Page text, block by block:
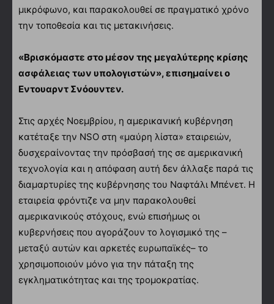
μικρόφωνο, και παρακολουθεί σε πραγματικό χρόνο
την τοποθεσία και τις μετακινήσεις.
«Βρισκόμαστε στο μέσον της μεγαλύτερης κρίσης
ασφάλειας των υπολογιστών», επισημαίνει ο
Εντουαρντ Σνόουντεν.
Στις αρχές Νοεμβρίου, η αμερικανική κυβέρνηση
κατέταξε την NSO στη «μαύρη λίστα» εταιρειών,
δυσχεραίνοντας την πρόσβασή της σε αμερικανική
τεχνολογία και η απόφαση αυτή δεν άλλαξε παρά τις
διαμαρτυρίες της κυβέρνησης του Ναφτάλι Μπένετ. H
εταιρεία φρόντιζε να μην παρακολουθεί
αμερικανικούς στόχους, ενώ επισήμως οι
κυβερνήσεις που αγοράζουν το λογισμικό της –
μεταξύ αυτών και αρκετές ευρωπαϊκές– το
χρησιμοποιούν μόνο για την πάταξη της
εγκληματικότητας και της τρομοκρατίας.